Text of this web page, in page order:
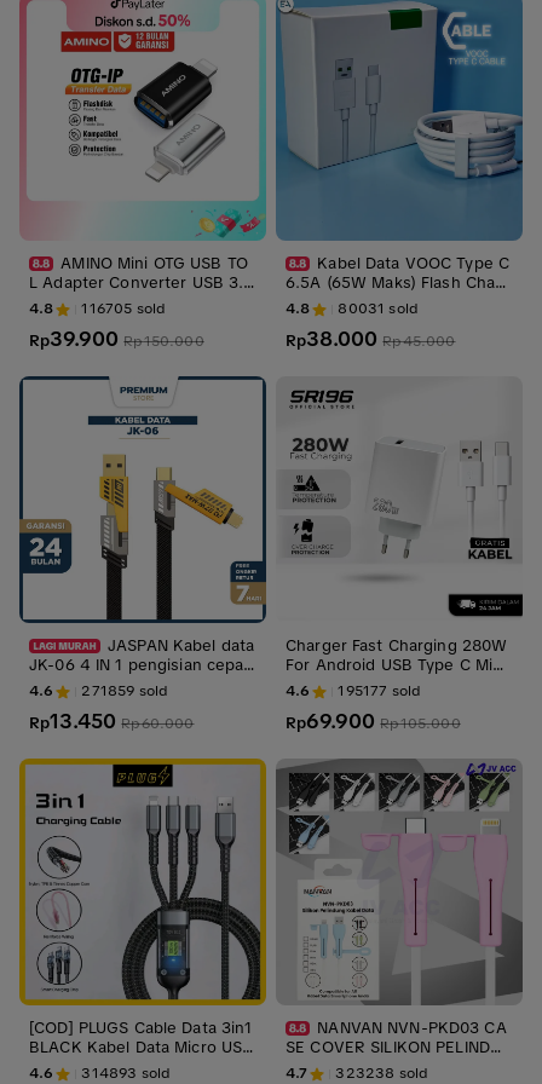
AMINO Mini OTG USB TO
L Adapter Converter USB 3.0
Plug Play Flashdisk Data Com
patible For Iphone X XR 11 12
13 14 Pro Max
4.8 116705 sold
Rp39.900 Rp150.000
JASPAN Kabel data
JK-06 4 IN 1 pengisian cepat
PD 27W Fast Charging cable
charger TYPE C dan LIGHTNI
NG multifungsi
4.6 271859 sold
Rp13.450 Rp60.000
[COD] PLUGS Cable Data 3in1
BLACK Kabel Data Micro USB
Type C Warna Hitam Lightnin
4.6 314893 sold
Kabel Data VOOC Type C
6.5A (65W Maks) Flash Charg
er SUPER VOOC FAST CHAR
GING ORIGINAL 100%
4.8 80031 sold
Rp38.000 Rp45.000
Charger Fast Charging 280W
For Android USB Type C Micr
o Set Adaptor Kabel Quick C
harge
4.6 195177 sold
Rp69.900 Rp105.000
NANVAN NVN-PKD03 CA
SE COVER SILIKON PELINDUN
G UJUNG KABEL DATA CHAR
4.7 323238 sold